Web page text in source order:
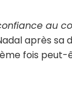
au
après sa
fois